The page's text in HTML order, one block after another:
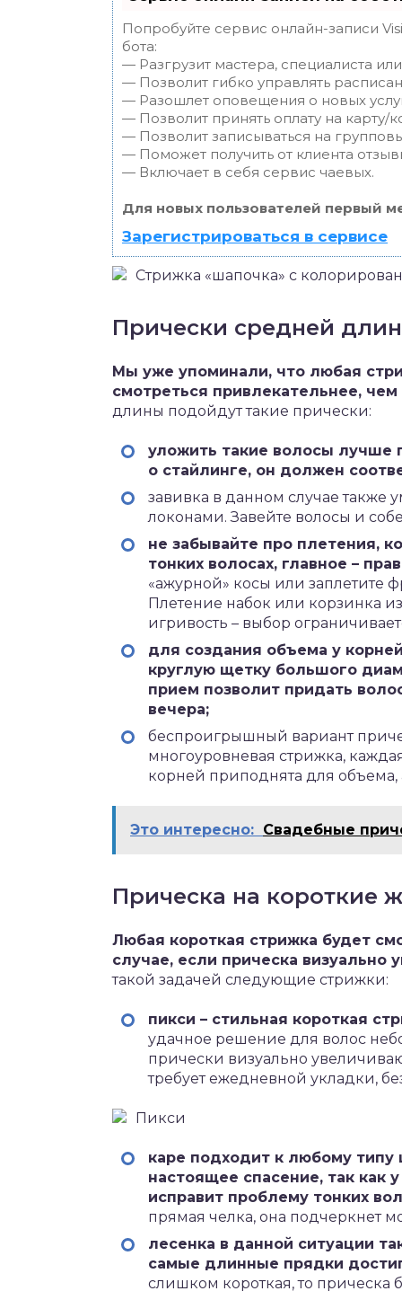
Попробуйте сервис онлайн-записи
бота:
— Разгрузит мастера, специалиста
— Позволит гибко управлять
— Разошлет оповещения о новых
— Позволит принять оплату на карту/
— Позволит записываться на
— Поможет получить от клиента
— Включает в себя сервис чаевых.
Для новых пользователей первый
Зарегистрироваться в сервисе
Стрижка «шапочка» с
Прически средней
Мы уже упоминали, что любая
смотреться привлекательнее,
длины подойдут такие прически:
уложить такие волосы лучше
о стайлинге, он должен
завивка в данном случае также
локонами. Завейте волосы и
не забывайте про плетения,
тонких волосах, главное –
«ажурной» косы или заплетите
Плетение набок или корзинка
игривость – выбор
для создания объема у
круглую щетку большого
прием позволит придать
вечера;
беспроигрышный вариант
многоуровневая стрижка,
корней приподнята для
Это интересно: Свадебные
Прическа на короткие
Любая короткая стрижка будет
случае, если прическа визуально
такой задачей следующие стрижки:
пикси – стильная короткая
удачное решение для волос
прически визуально
требует ежедневной укладки,
Пикси
каре подходит к любому
настоящее спасение, так как
исправит проблему тонких
прямая челка, она подчеркнет
лесенка в данной ситуации
самые длинные прядки
слишком короткая, то прическа